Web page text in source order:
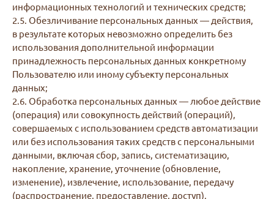
информационных технологий и технических средств;
2.5. Обезличивание персональных данных — действия,
в результате которых невозможно определить без
использования дополнительной информации
принадлежность персональных данных конкретному
Пользователю или иному субъекту персональных
данных;
2.6. Обработка персональных данных — любое действие
(операция) или совокупность действий (операций),
совершаемых с использованием средств автоматизации
или без использования таких средств с персональными
данными, включая сбор, запись, систематизацию,
накопление, хранение, уточнение (обновление,
изменение), извлечение, использование, передачу
(распространение, предоставление, доступ),